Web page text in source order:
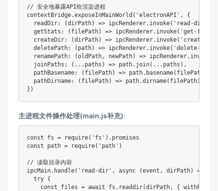
// 安全地暴露API给渲染进程
contextBridge.exposeInMainWorld('electronAPI', {
readDir: (dirPath) => ipcRenderer.invoke('read-dir',
getStats: (filePath) => ipcRenderer.invoke('get-file-
createDir: (dirPath) => ipcRenderer.invoke('create-
deletePath: (path) => ipcRenderer.invoke('delete-
renamePath: (oldPath, newPath) =>
  joinPaths: (...paths) => path.join(...paths),
  pathBasename: (filePath) => path.basename(filePath),
  pathDirname: (filePath) => path.dirname(filePath)
})
主进程文件操作处理(main.js补充):
const fs = require('fs').promises
const path = require('path')
// 读取目录内容
ipcMain.handle('read-dir', async (event, dirPath) => {
  try {
const files = await fs.readdir(dirPath, {